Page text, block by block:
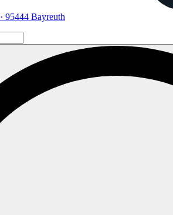
95444 Bayreuth